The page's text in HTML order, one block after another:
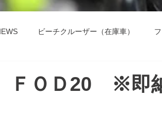
ビーチクルーザー（在庫車）
ＦＯＤ20 ※即